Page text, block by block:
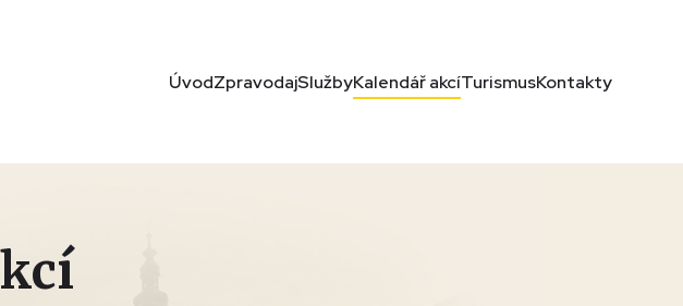
ÚvodZpravodajSlužbyKalendář akcíTurismusKontakty